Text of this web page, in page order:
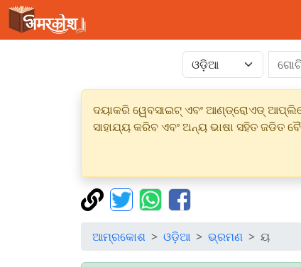
ଦୟାକରି ୱେବସାଇଟ୍ ଏବଂ ଆଣ୍ଡ୍ରୋଏଡ୍
ସାହାଯ୍ୟ କରିବ ଏବଂ ଅନ୍ୟ ଭାଷା ସହିତ ଜଡିତ
ଆମ୍ରକୋଶ ଓଡ଼ିଆ ଭ୍ରମଣ ୟ